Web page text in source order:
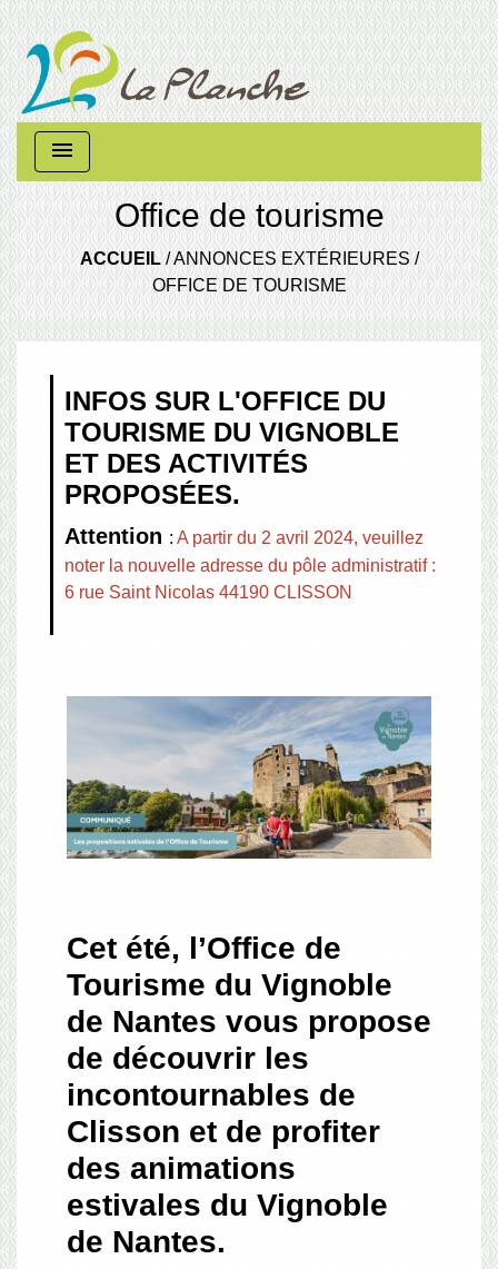
menu
Office de tourisme
ACCUEIL/ANNONCES EXTÉRIEURES/
OFFICE DE TOURISME
INFOS SUR L'OFFICE DU
TOURISME DU VIGNOBLE
ET DES ACTIVITÉS
PROPOSÉES.
Attention : A partir du 2 avril 2024, veuillez
noter la nouvelle adresse du pôle administratif :
6 rue Saint Nicolas 44190 CLISSON
Cet été, l’Office de
Tourisme du Vignoble
de Nantes vous propose
de découvrir les
incontournables de
Clisson et de profiter
des animations
estivales du Vignoble
de Nantes.